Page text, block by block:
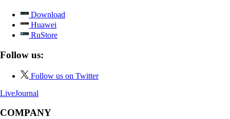
Download
Huawei
RuStore
Follow us:
Follow us on Twitter
LiveJournal
COMPANY